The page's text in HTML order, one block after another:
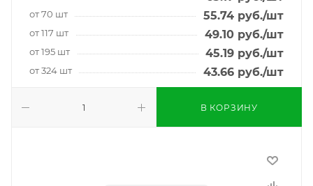
от 70 шт 55.74 руб./шт
от 117 шт 49.10 руб./шт
от 195 шт 45.19 руб./шт
от 324 шт 43.66 руб./шт
В КОРЗИНУ